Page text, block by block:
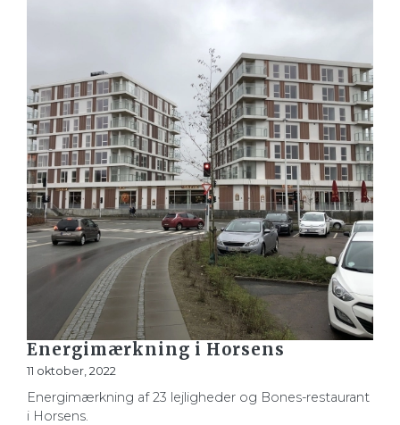
Energimærkning i Horsens
11 oktober, 2022
Energimærkning af 23 lejligheder og Bones-restaurant
i Horsens.